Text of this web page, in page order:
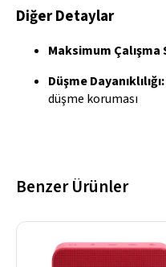
Diğer Detaylar
Maksimum Çalışma
Düşme Dayanıklılığı:
düşme koruması
Benzer Ürünler